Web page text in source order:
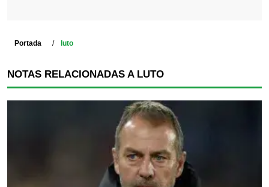
Portada luto
NOTAS RELACIONADAS A LUTO